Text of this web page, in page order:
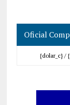
Oficial
{dolar_c} /